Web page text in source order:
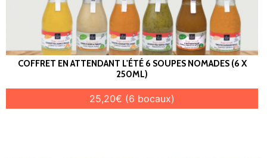
COFFRET EN ATTENDANT L'ÉTÉ 6 SOUPES NOMADES (6 X
250ML)
25,20€ (6 bocaux)